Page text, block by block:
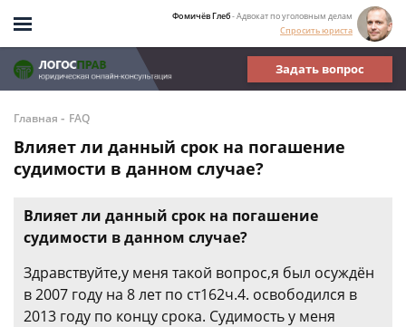
Фомичёв Глеб- Адвокат по уголовным делам
Спросить юриста
Задать вопрос
Главная - FAQ
Влияет ли данный срок на погашение
судимости в данном случае?
Влияет ли данный срок на погашение
судимости в данном случае?
Здравствуйте,у меня такой вопрос,я был осуждён
в 2007 году на 8 лет по ст162ч.4. освободился в
2013 году по концу срока. Судимость у меня